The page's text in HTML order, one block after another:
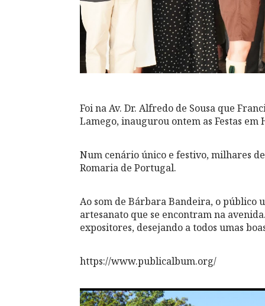
Foi na Av. Dr. Alfredo de Sousa que
Lamego, inaugurou ontem as Festas em
Num cenário único e festivo, milhares
Romaria de Portugal.
Ao som de Bárbara Bandeira, o público
artesanato que se encontram na
expositores, desejando a todos umas
https://www.publicalbum.org/